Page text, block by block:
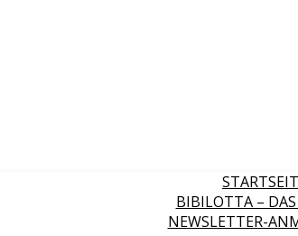
BIBILOTTA –
NEWSLETTER-